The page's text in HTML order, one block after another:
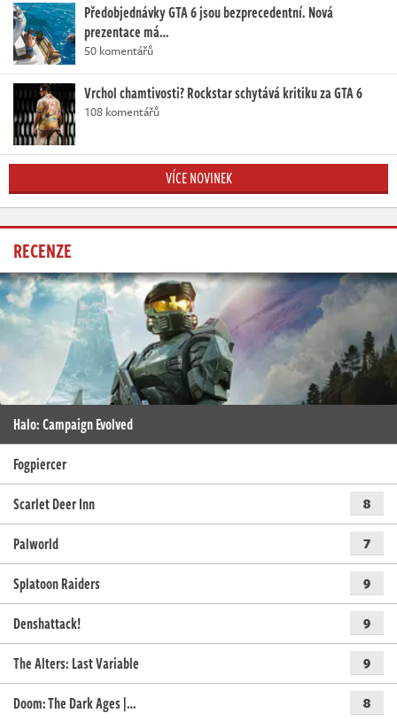
Předobjednávky GTA 6 jsou bezprecedentní. Nová
prezentace má…
50 komentářů
Vrchol chamtivosti? Rockstar schytává kritiku za GTA 6
108 komentářů
VÍCE NOVINEK
RECENZE
Halo: Campaign Evolved
Fogpiercer
Scarlet Deer Inn
8
Palworld 7
Splatoon Raiders 9
Denshattack! 9
The Alters: Last Variable 9
Doom: The Dark Ages |… 8